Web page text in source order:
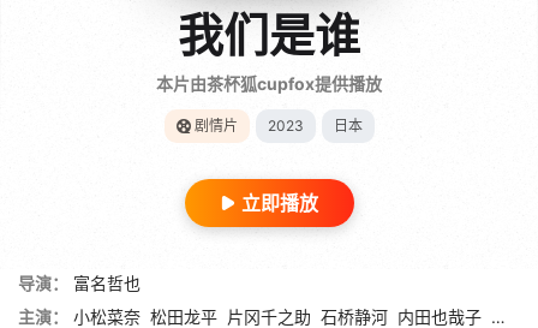
我们是谁
本片由茶杯狐cupfox提供播放
剧情片 2023 日本
立即播放
导演：
富名哲也
主演：
小松菜奈 松田龙平 片冈千之助 石桥静河 内田也哉子 森山